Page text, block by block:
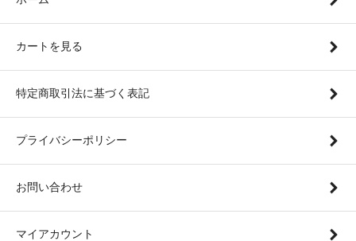
カートを見る
特定商取引法に基づく表記
プライバシーポリシー
お問い合わせ
マイアカウント